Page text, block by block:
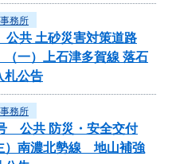
務所
共 土砂災害対策道路
一）上石津多賀線 落石
札公告
務所
公共 防災・安全交付
）南濃北勢線 地山補強